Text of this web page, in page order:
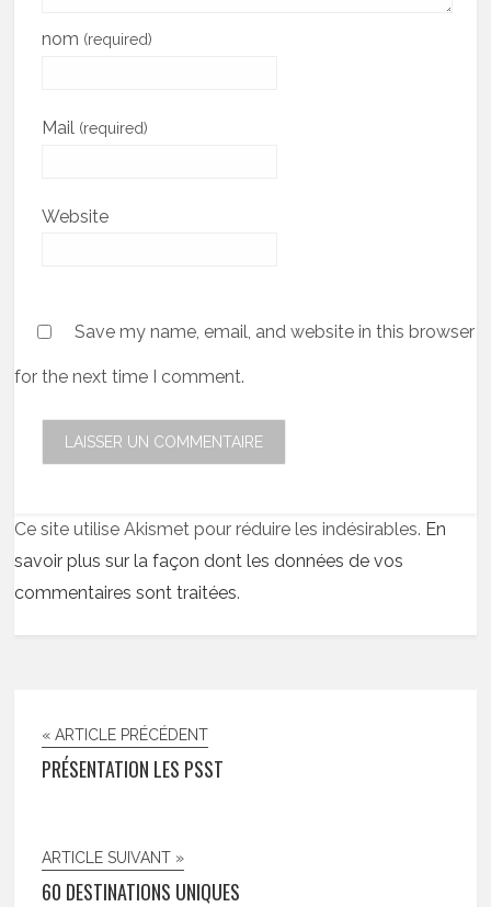
nom (required)
Mail (required)
Website
Save my name, email, and website in this browser
for the next time I comment.
Ce site utilise Akismet pour réduire les indésirables. En
savoir plus sur la façon dont les données de vos
commentaires sont traitées.
« ARTICLE PRÉCÉDENT
PRÉSENTATION LES PSST
ARTICLE SUIVANT »
60 DESTINATIONS UNIQUES